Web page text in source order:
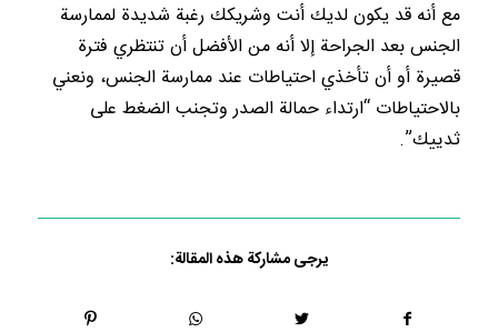
مع أنه قد يكون لديك أنت وشريكك رغبة شديدة لممارسة
الجنس بعد الجراحة إلا أنه من الأفضل أن تنتظري فترة
قصيرة أو أن تأخذي احتياطات عند ممارسة الجنس، ونعني
بالاحتياطات “ارتداء حمالة الصدر وتجنب الضغط على
ثدييك”.
يرجى مشاركة هذه المقالة: